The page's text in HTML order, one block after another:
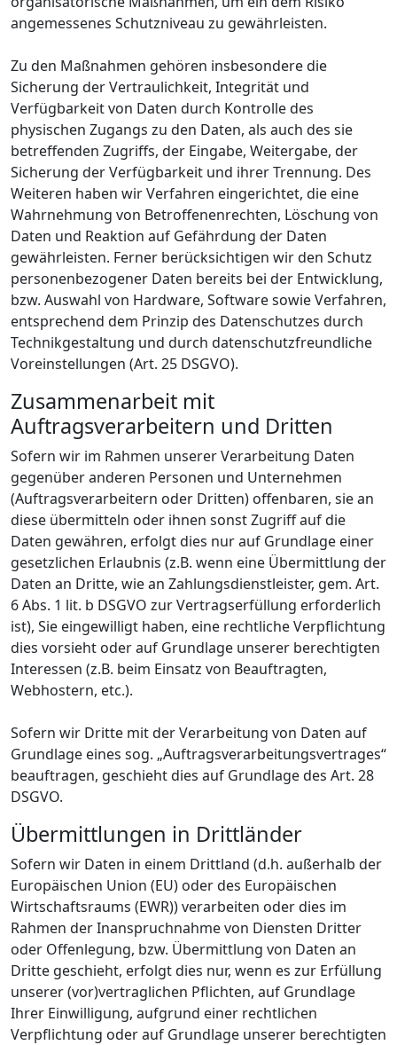
angemessenes Schutzniveau zu gewährleisten.
Zu den Maßnahmen gehören insbesondere die
Sicherung der Vertraulichkeit, Integrität und
Verfügbarkeit von Daten durch Kontrolle des
physischen Zugangs zu den Daten, als auch des sie
betreffenden Zugriffs, der Eingabe, Weitergabe, der
Sicherung der Verfügbarkeit und ihrer Trennung. Des
Weiteren haben wir Verfahren eingerichtet, die eine
Wahrnehmung von Betroffenenrechten, Löschung von
Daten und Reaktion auf Gefährdung der Daten
gewährleisten. Ferner berücksichtigen wir den Schutz
personenbezogener Daten bereits bei der Entwicklung,
bzw. Auswahl von Hardware, Software sowie Verfahren,
entsprechend dem Prinzip des Datenschutzes durch
Technikgestaltung und durch datenschutzfreundliche
Voreinstellungen (Art. 25 DSGVO).
Zusammenarbeit mit
Auftragsverarbeitern und Dritten
Sofern wir im Rahmen unserer Verarbeitung Daten
gegenüber anderen Personen und Unternehmen
(Auftragsverarbeitern oder Dritten) offenbaren, sie an
diese übermitteln oder ihnen sonst Zugriff auf die
Daten gewähren, erfolgt dies nur auf Grundlage einer
gesetzlichen Erlaubnis (z.B. wenn eine Übermittlung der
Daten an Dritte, wie an Zahlungsdienstleister, gem. Art.
6 Abs. 1 lit. b DSGVO zur Vertragserfüllung erforderlich
ist), Sie eingewilligt haben, eine rechtliche Verpflichtung
dies vorsieht oder auf Grundlage unserer berechtigten
Interessen (z.B. beim Einsatz von Beauftragten,
Webhostern, etc.).
Sofern wir Dritte mit der Verarbeitung von Daten auf
Grundlage eines sog. „Auftragsverarbeitungsvertrages“
beauftragen, geschieht dies auf Grundlage des Art. 28
DSGVO.
Übermittlungen in Drittländer
Sofern wir Daten in einem Drittland (d.h. außerhalb der
Europäischen Union (EU) oder des Europäischen
Wirtschaftsraums (EWR)) verarbeiten oder dies im
Rahmen der Inanspruchnahme von Diensten Dritter
oder Offenlegung, bzw. Übermittlung von Daten an
Dritte geschieht, erfolgt dies nur, wenn es zur Erfüllung
unserer (vor)vertraglichen Pflichten, auf Grundlage
Ihrer Einwilligung, aufgrund einer rechtlichen
Verpflichtung oder auf Grundlage unserer berechtigten